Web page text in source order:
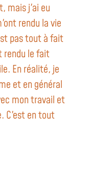
mais j'ai eu
rendu la vie
pas tout à fait
rendu le fait
En réalité, je
et en général
mon travail et
C'est en tout